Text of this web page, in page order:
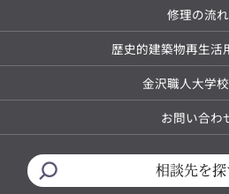
修理の流れ
歴史的建築物再生活
金沢職人大学
お問い合わ
相談先を